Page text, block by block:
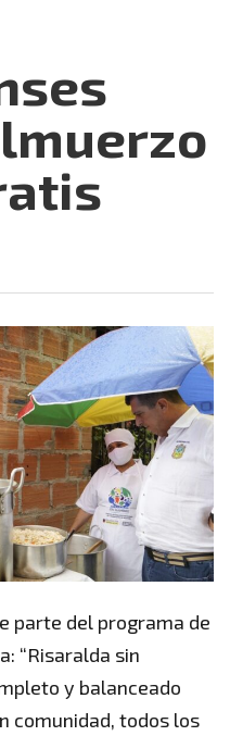
parte del programa de
“Risaralda sin
y balanceado
comunidad, todos los